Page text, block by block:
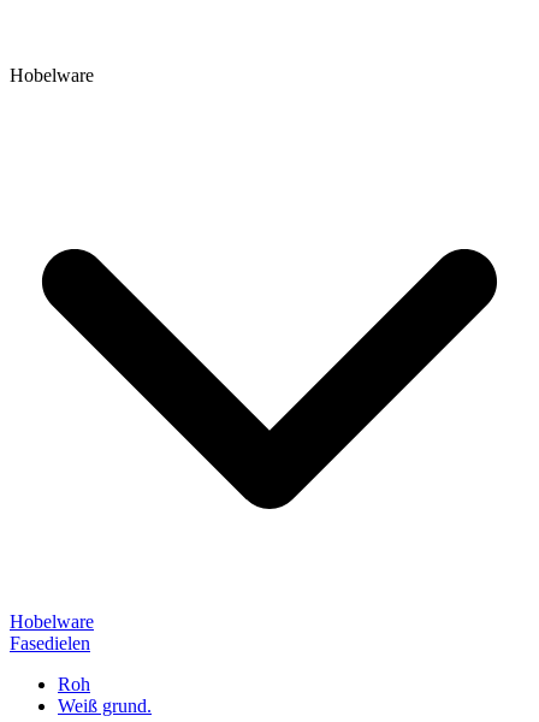
Hobelware
Hobelware
Fasedielen
Roh
Weiß grund.